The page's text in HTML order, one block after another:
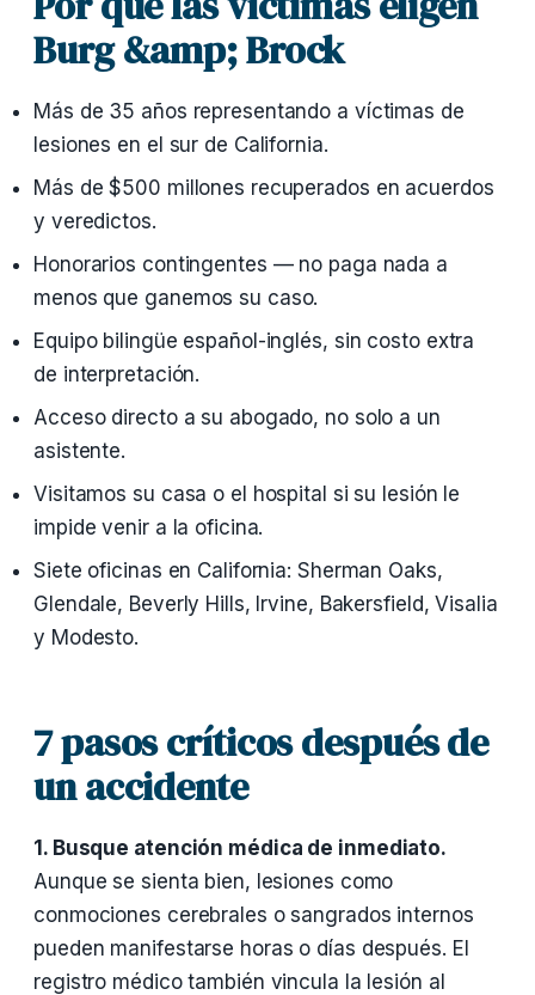
Burg &amp; Brock
Más de 35 años representando a víctimas de
lesiones en el sur de California.
Más de $500 millones recuperados en acuerdos
y veredictos.
Honorarios contingentes — no paga nada a
menos que ganemos su caso.
Equipo bilingüe español-inglés, sin costo extra
de interpretación.
Acceso directo a su abogado, no solo a un
asistente.
Visitamos su casa o el hospital si su lesión le
impide venir a la oficina.
Siete oficinas en California: Sherman Oaks,
Glendale, Beverly Hills, Irvine, Bakersfield, Visalia
y Modesto.
7 pasos críticos después de
un accidente
1. Busque atención médica de inmediato.
Aunque se sienta bien, lesiones como
conmociones cerebrales o sangrados internos
pueden manifestarse horas o días después. El
registro médico también vincula la lesión al